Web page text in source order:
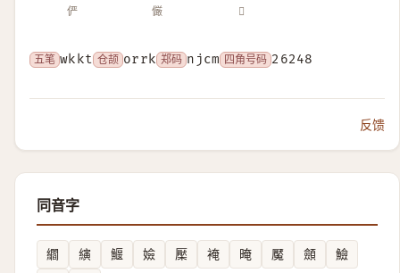
俨 𠑊 𥍓
五笔 wkkt 仓颉 orrk 郑码 njcm 四角号码 26248
反馈
同音字
䌪 縯 鰋 嬐 檿 裺 晻 魘 顩
䲓